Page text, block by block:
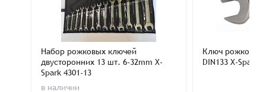
Набор рожковых ключей
двусторонних 13 шт. 6-32mm X-
Spark 4301-13
в наличии
Ключ рожковый
DIN133 X-Spark